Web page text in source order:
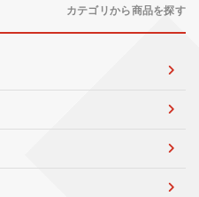
カテゴリから商品を探す